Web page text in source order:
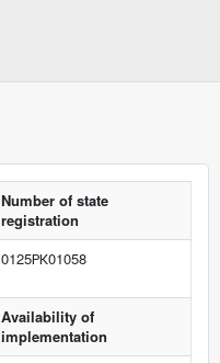
Number of state
registration
0125РК01058
Availability of
implementation